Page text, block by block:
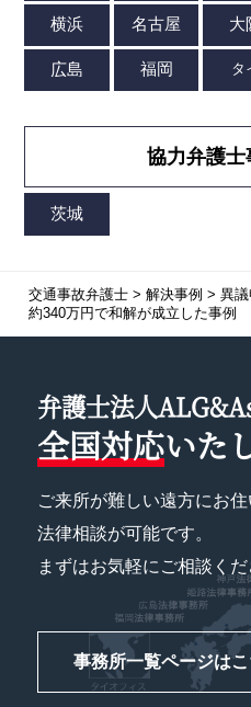
協力弁護
交通事故弁護士> 解決事例 > 異議
約340万円で和解が成立した事例
弁護士法人
全国対応いた
ご来所が難しい遠方にお
法律相談が可能です。
まずはお気軽にご相談く
事務所一覧ページは